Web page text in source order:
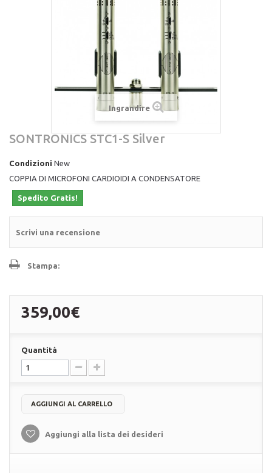
Ingrandire
SONTRONICS STC1-S Silver
Condizioni New
COPPIA DI MICROFONI CARDIOIDI A CONDENSATORE
Spedito Gratis!
Scrivi una recensione
Stampa:
359,00€
Quantità
AGGIUNGI AL CARRELLO
Aggiungi alla lista dei desideri